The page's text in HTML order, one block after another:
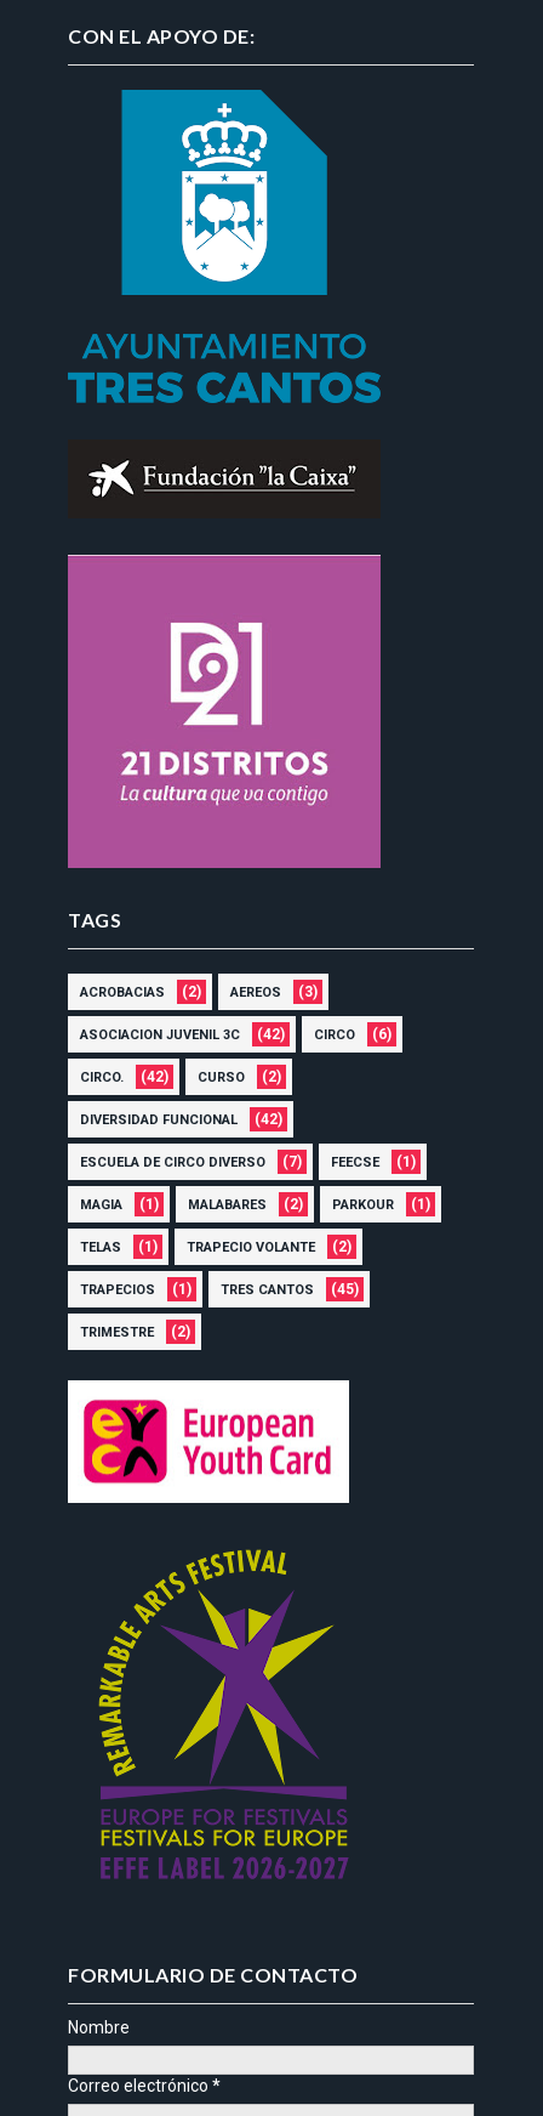
CON EL APOYO DE:
TAGS
ACROBACIAS (2) AEREOS (3)
ASOCIACION JUVENIL 3C (42) CIRCO (6)
CIRCO. (42) CURSO (2)
DIVERSIDAD FUNCIONAL (42)
ESCUELA DE CIRCO DIVERSO (7) FEECSE (1)
MAGIA (1) MALABARES (2) PARKOUR (1)
TELAS (1) TRAPECIO VOLANTE (2)
TRAPECIOS (1) TRES CANTOS (45)
TRIMESTRE (2)
FORMULARIO DE CONTACTO
Nombre
Correo electrónico*